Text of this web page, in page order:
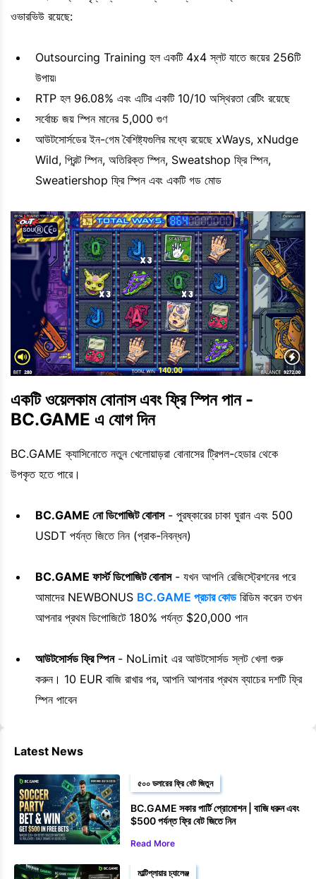
ওভারভিউ রয়েছে:
Outsourcing Training হল একটি 4x4 স্লট যাতে জয়ের 256টি
উপায়৷
RTP হল 96.08% এবং এটির একটি 10/10 অস্থিরতা রেটিং রয়েছে
সর্বোচ্চ জয় স্পিন মানের 5,000 গুণ
আউটসোর্সডের ইন-গেম বৈশিষ্ট্যগুলির মধ্যে রয়েছে xWays, xNudge
Wild, প্রিন্ট স্পিন, অতিরিক্ত স্পিন, Sweatshop ফ্রি স্পিন,
Sweatiershop ফ্রি স্পিন এবং একটি গড মোড
একটি ওয়েলকাম বোনাস এবং ফ্রি স্পিন পান -
BC.GAME এ যোগ দিন
BC.GAME ক্যাসিনোতে নতুন খেলোয়াড়রা বোনাসের ট্রিপল-হেডার থেকে
উপকৃত হতে পারে।
BC.GAME নো ডিপোজিট বোনাস- পুরষ্কারের চাকা ঘুরান এবং 500
USDT পর্যন্ত জিতে নিন (প্রাক-নিবন্ধন)
BC.GAME ফার্স্ট ডিপোজিট বোনাস- যখন আপনি রেজিস্ট্রেশনের পরে
আমাদের NEWBONUS BC.GAME প্রচার কোডরিডিম করেন তখন
আপনার প্রথম ডিপোজিটে 180% পর্যন্ত $20,000 পান
আউটসোর্সড ফ্রি স্পিন- NoLimit এর আউটসোর্সড স্লট খেলা শুরু
করুন। 10 EUR বাজি রাখার পর, আপনি আপনার প্রথম ব্যাচের দশটি ফ্রি
স্পিন পাবেন
Latest News
৫০০ ডলারের ফ্রি বেট জিতুন
BC.GAME সকার পার্টি প্রোমোশন | বাজি ধরুন এবং
$500 পর্যন্ত ফ্রি বেট জিতে নিন
Read More
মাল্টিপ্লায়ার চ্যালেঞ্জ